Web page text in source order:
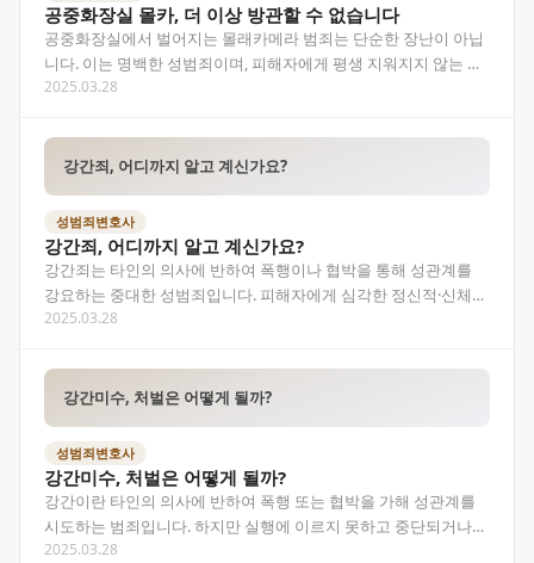
공중화장실 몰카, 더 이상 방관할 수 없습니다
공중화장실에서 벌어지는 몰래카메라 범죄는 단순한 장난이 아닙
니다. 이는 명백한 성범죄이며, 피해자에게 평생 지워지지 않는 상
처를 남깁니다. 이 글에서는 공중화장실 몰카 범죄의 정의…
2025.03.28
강간죄, 어디까지 알고 계신가요?
성범죄변호사
강간죄, 어디까지 알고 계신가요?
강간죄는 타인의 의사에 반하여 폭행이나 협박을 통해 성관계를
강요하는 중대한 성범죄입니다. 피해자에게 심각한 정신적·신체적
상해를 유발하며, 형사 처벌 또한 매우 무거운 범주에 속…
2025.03.28
강간미수, 처벌은 어떻게 될까?
성범죄변호사
강간미수, 처벌은 어떻게 될까?
강간이란 타인의 의사에 반하여 폭행 또는 협박을 가해 성관계를
시도하는 범죄입니다. 하지만 실행에 이르지 못하고 중단되거나
실패했을 경우에도 '강간미수'라는 범죄로 처벌될 수 있습…
2025.03.28